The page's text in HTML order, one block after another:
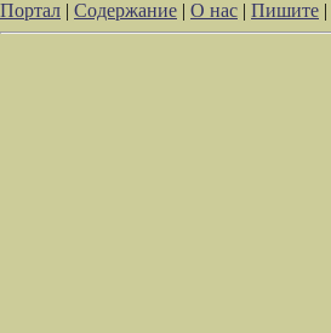
Портал | Содержание | О нас | Пишите |